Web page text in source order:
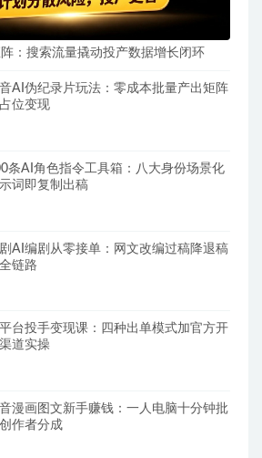
：搜索流量撬动投产数据增长闭环
AI伪纪录片玩法：零成本批量产出矩阵
位变现
条AI角色指令工具箱：八大身份场景化
词即复制出稿
AI编剧从零接单：网文改编过稿降退稿
链路
台投手变现课：四种出单模式加官方开
道实操
漫画图文新手赚钱：一人电脑十分钟批
作者分成